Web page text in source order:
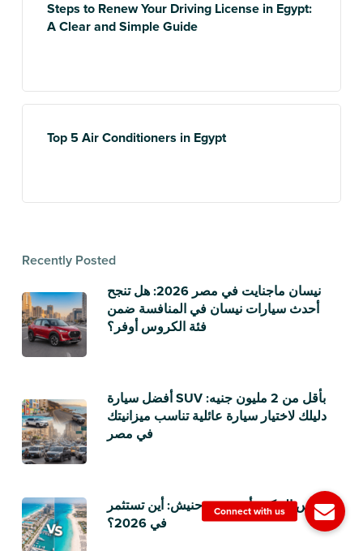
Steps to Renew Your Driving License in Egypt:
A Clear and Simple Guide
Top 5 Air Conditioners in Egypt
Recently Posted
نيسان ماجنايت في مصر 2026: هل تنجح
أحدث سيارات نيسان في المنافسة ضمن
فئة الكروس أوفر؟
أفضل سيارة SUV بأقل من 2 مليون جنيه:
دليلك لاختيار سيارة عائلية تناسب ميزانيتك
في مصر
رأس الحكمة أم سيدي حنيش: أين تستثمر
في 2026؟